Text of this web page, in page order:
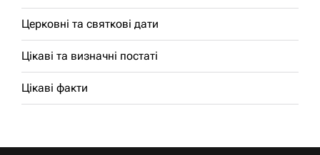
Церковні та святкові дати
Цікаві та визначні постаті
Цікаві факти